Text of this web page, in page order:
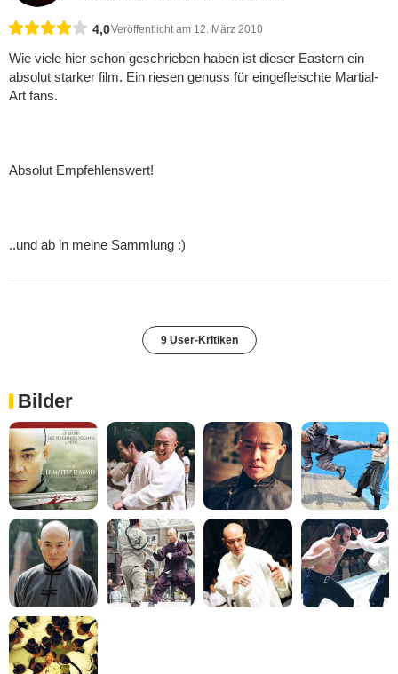
4,0Veröffentlicht am 12. März 2010
Wie viele hier schon geschrieben haben ist dieser Eastern ein
absolut starker film. Ein riesen genuss für eingefleischte Martial-
Art fans.
Absolut Empfehlenswert!
..und ab in meine Sammlung :)
9 User-Kritiken
Bilder